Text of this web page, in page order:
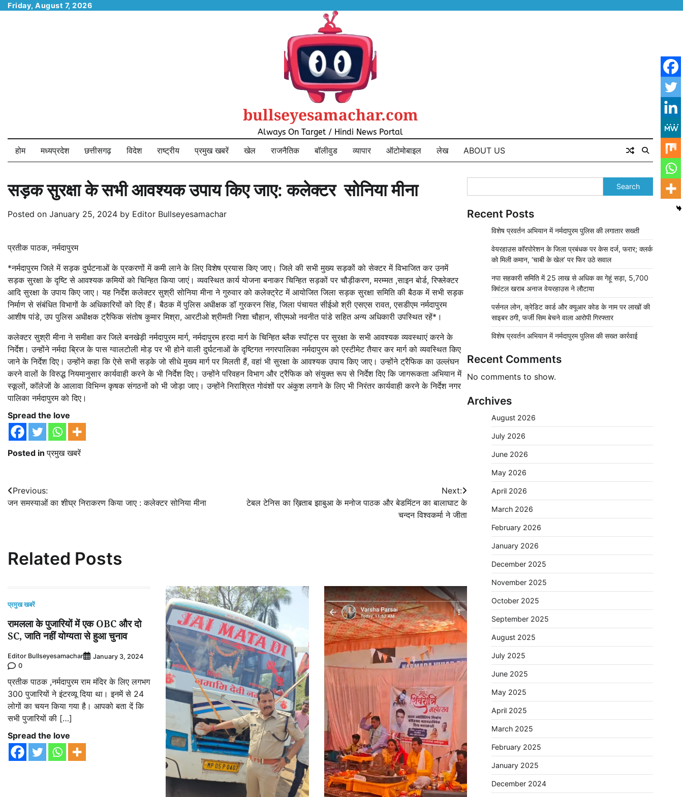
SkipFriday, August 7, 2026
bullseyesamachar.com
Always On Target / Hindi News Portal
होम मध्यप्रदेश छत्तीसगढ़ विदेश राष्ट्रीय प्रमुख खबरें खेल राजनैतिक बॉलीवुड व्यापार ऑटोमोबाइल लेख ABOUT US
सड़क सुरक्षा के सभी आवश्यक उपाय किए जाए: कलेक्टर सोनिया मीना
Posted on January 25, 2024 by Editor Bullseyesamachar
प्रतीक पाठक, नर्मदापुरम
*नर्मदापुरम जिले में सड़क दुर्घटनाओं के प्रकरणों में कमी लाने के लिए विशेष प्रयास किए जाए। जिले की सभी मुख्य सड़कों को सेक्टर में विभाजित कर उनमें
सड़क सुरक्षा के दृष्टि से आवश्यक कमियों को चिन्हित किया जाएं। व्यवस्थित कार्य योजना बनाकर चिन्हित सड़कों पर चौड़ीकरण, मरम्मत ,साइन बोर्ड, रिफ्लेक्टर
आदि सुरक्षा के उपाय किए जाए। यह निर्देश कलेक्टर सुश्री सोनिया मीना ने गुरुवार को कलेक्ट्रेट में आयोजित जिला सड़क सुरक्षा समिति की बैठक में सभी सड़क
निर्माण से संबंधित विभागों के अधिकारियों को दिए हैं। बैठक में पुलिस अधीक्षक डॉ गुरकरन सिंह, जिला पंचायत सीईओ श्री एसएस रावत, एसडीएम नर्मदापुरम
आशीष पांडे, उप पुलिस अधीक्षक ट्रैफिक संतोष कुमार मिश्रा, आरटीओ श्रीमती निशा चौहान, सीएमओ नवनीत पांडे सहित अन्य अधिकारी उपस्थित रहें*।
कलेक्टर सुश्री मीना ने समीक्षा कर जिले बनखेड़ी नर्मदापुरम मार्ग, नर्मदापुरम हरदा मार्ग के चिन्हित ब्लैक स्पॉट्स पर सुरक्षा के सभी आवश्यक व्यवस्थाएं करने के
निर्देश। उन्होंने नर्मदा ब्रिज के पास ग्वालटोली मोड़ पर भी होने वाली दुर्घटनाओं के दृष्टिगत नगरपालिका नर्मदापुरम को एस्टीमेट तैयार कर मार्ग को व्यवस्थित किए
जाने के निर्देश दिए। उन्होंने कहा कि ऐसे सभी सड़के जो सीधे मुख्य मार्ग पर मिलती हैं, वहां भी सुरक्षा के आवश्यक उपाय किए जाए। उन्होंने ट्रैफिक का उल्लंघन
करने वालों के विरुद्ध नियमानुसार कार्यवाही करने के भी निर्देश दिए। उन्होंने परिवहन विभाग और ट्रैफिक को संयुक्त रूप से निर्देश दिए कि जागरूकता अभियान में
स्कूलों, कॉलेजों के आलावा विभिन्न कृषक संगठनों को भी जोड़ा जाए। उन्होंने निराश्रित गोवंशों पर अंकुश लगाने के लिए भी निरंतर कार्यवाही करने के निर्देश नगर
पालिका नर्मदापुरम को दिए।
Spread the love
Posted inप्रमुख खबरें
Post
navigation
Previous:
जन समस्याओं का शीघ्र निराकरण किया जाए : कलेक्टर सोनिया मीना
Next:
टेबल टेनिस का ख़िताब झाबुआ के मनोज पाठक और बेडमिंटन का बालाघाट के
चन्दन विश्वकर्मा ने जीता
Related Posts
प्रमुख खबरें
रामलला के पुजारियों में एक OBC और दो
SC, जाति नहीं योग्यता से हुआ चुनाव
Editor Bullseyesamachar
January 3, 2024
0
प्रतीक पाठक ,नर्मदापुरम राम मंदिर के लिए लगभग
300 पुजारियों ने इंटरव्यू दिया था। इनमें से 24
लोगों का चयन किया गया है। आपको बता दें कि
सभी पुजारियों की […]
Spread the love
Search
Recent Posts
विशेष प्रवर्तन अभियान में नर्मदापुरम पुलिस की लगातार सख्ती
वेयरहाउस कॉरपोरेशन के जिला प्रबंधक पर केस दर्ज, फरार; क्लर्क
को मिली कमान, ‘चाबी के खेल’ पर फिर उठे सवाल
नपा सहकारी समिति में 25 लाख से अधिक का गेहूं सड़ा, 5,700
क्विंटल खराब अनाज वेयरहाउस ने लौटाया
पर्सनल लोन, क्रेडिट कार्ड और क्यूआर कोड के नाम पर लाखों की
साइबर ठगी, फर्जी सिम बेचने वाला आरोपी गिरफ्तार
विशेष प्रवर्तन अभियान में नर्मदापुरम पुलिस की सख्त कार्रवाई
Recent Comments
No comments to show.
Archives
August 2026
July 2026
June 2026
May 2026
April 2026
March 2026
February 2026
January 2026
December 2025
November 2025
October 2025
September 2025
August 2025
July 2025
June 2025
May 2025
April 2025
March 2025
February 2025
January 2025
December 2024